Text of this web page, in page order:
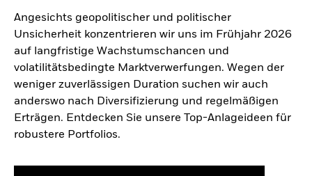
Angesichts geopolitischer und politischer
Unsicherheit konzentrieren wir uns im Frühjahr 2026
auf langfristige Wachstumschancen und
volatilitätsbedingte Marktverwerfungen. Wegen der
weniger zuverlässigen Duration suchen wir auch
anderswo nach Diversifizierung und regelmäßigen
Erträgen. Entdecken Sie unsere Top-Anlageideen für
robustere Portfolios.